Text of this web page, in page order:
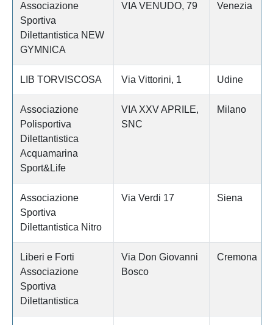
Associazione
Sportiva
Dilettantistica NEW
GYMNICA
VIA VENUDO, 79 Venezia
LIB TORVISCOSA Via Vittorini, 1 Udine
Associazione
Polisportiva
Dilettantistica
Acquamarina
Sport&Life
VIA XXV APRILE,
SNC
Milano
Associazione
Sportiva
Dilettantistica Nitro
Via Verdi 17 Siena
Liberi e Forti
Associazione
Sportiva
Dilettantistica
Via Don Giovanni
Bosco
Cremona